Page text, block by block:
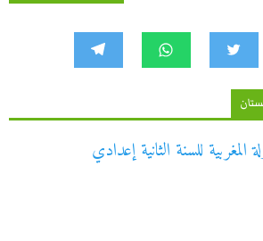
للسنة الثانية إعدادي